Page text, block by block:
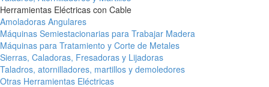
Herramientas Eléctricas con Cable
Amoladoras Angulares
Máquinas Semiestacionarias para Trabajar Madera
Máquinas para Tratamiento y Corte de Metales
Sierras, Caladoras, Fresadoras y Lijadoras
Taladros, atornilladores, martillos y demoledores
Otras Herramientas Eléctricas